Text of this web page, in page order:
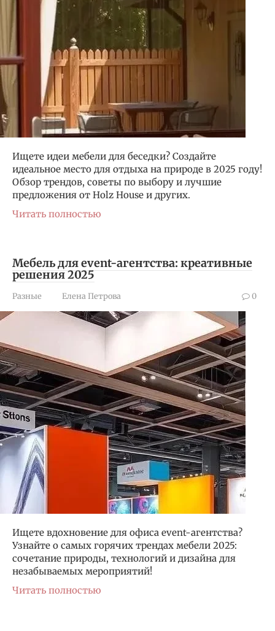
Ищете идеи мебели для беседки? Создайте
идеальное место для отдыха на природе в 2025 году!
Обзор трендов, советы по выбору и лучшие
предложения от Holz House и других.
Читать полностью
Мебель для event-агентства: креативные
решения 2025
Разные Елена Петрова 0
Ищете вдохновение для офиса event-агентства?
Узнайте о самых горячих трендах мебели 2025:
сочетание природы, технологий и дизайна для
незабываемых мероприятий!
Читать полностью